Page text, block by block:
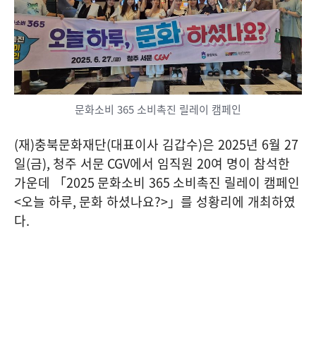
문화소비 365 소비촉진 릴레이 캠페인
(재)충북문화재단(대표이사 김갑수)은 2025년 6월 27
일(금), 청주 서문 CGV에서 임직원 20여 명이 참석한
가운데 「2025 문화소비 365 소비촉진 릴레이 캠페인
<오늘 하루, 문화 하셨나요?>」를 성황리에 개최하였
다.